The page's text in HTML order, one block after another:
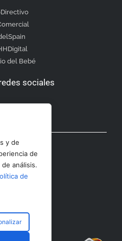
del Bebé
sociales
RRHHDigital
y de
de
análisis.
de